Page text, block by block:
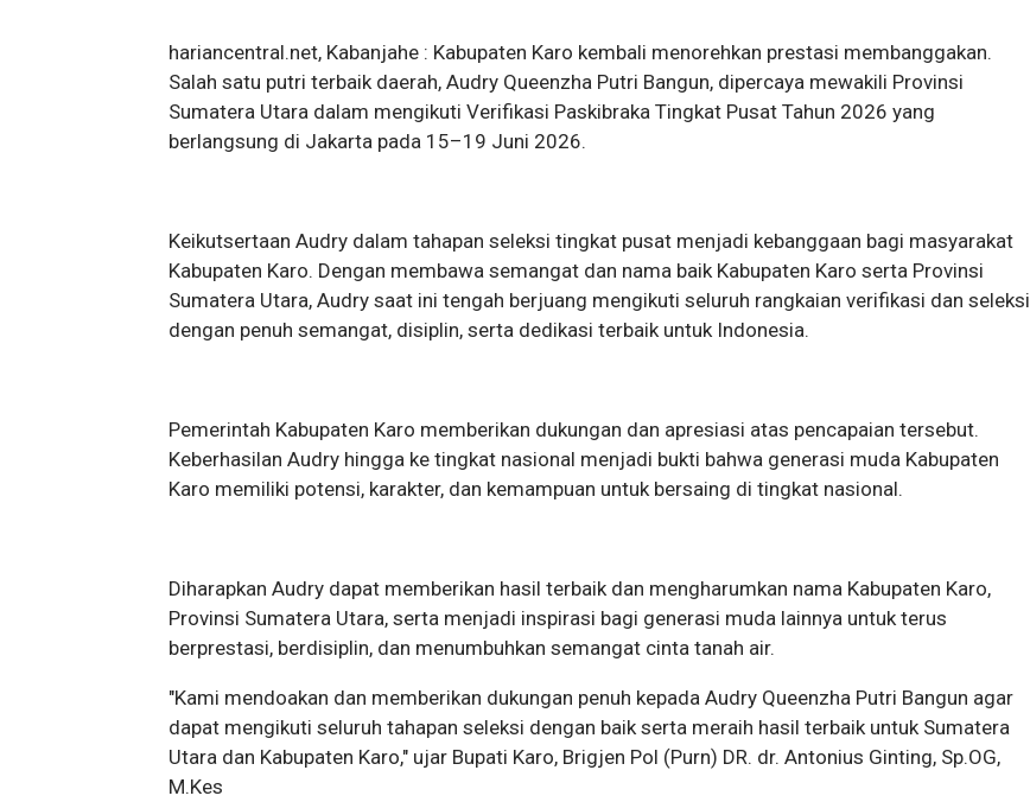
hariancentral.net, Kabanjahe : Kabupaten Karo kembali menorehkan prestasi membanggakan.
Salah satu putri terbaik daerah, Audry Queenzha Putri Bangun, dipercaya mewakili Provinsi
Sumatera Utara dalam mengikuti Verifikasi Paskibraka Tingkat Pusat Tahun 2026 yang
berlangsung di Jakarta pada 15–19 Juni 2026.
Keikutsertaan Audry dalam tahapan seleksi tingkat pusat menjadi kebanggaan bagi masyarakat
Kabupaten Karo. Dengan membawa semangat dan nama baik Kabupaten Karo serta Provinsi
Sumatera Utara, Audry saat ini tengah berjuang mengikuti seluruh rangkaian verifikasi dan seleksi
dengan penuh semangat, disiplin, serta dedikasi terbaik untuk Indonesia.
Pemerintah Kabupaten Karo memberikan dukungan dan apresiasi atas pencapaian tersebut.
Keberhasilan Audry hingga ke tingkat nasional menjadi bukti bahwa generasi muda Kabupaten
Karo memiliki potensi, karakter, dan kemampuan untuk bersaing di tingkat nasional.
Diharapkan Audry dapat memberikan hasil terbaik dan mengharumkan nama Kabupaten Karo,
Provinsi Sumatera Utara, serta menjadi inspirasi bagi generasi muda lainnya untuk terus
berprestasi, berdisiplin, dan menumbuhkan semangat cinta tanah air.
"Kami mendoakan dan memberikan dukungan penuh kepada Audry Queenzha Putri Bangun agar
dapat mengikuti seluruh tahapan seleksi dengan baik serta meraih hasil terbaik untuk Sumatera
Utara dan Kabupaten Karo," ujar Bupati Karo, Brigjen Pol (Purn) DR. dr. Antonius Ginting, Sp.OG,
M.Kes